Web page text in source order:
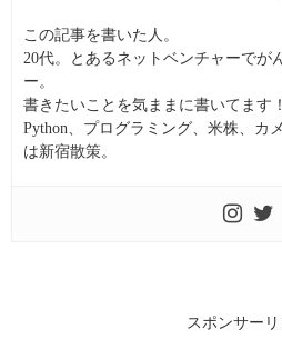
この記事を書いた人。
20代。とあるネットベンチャーでが
ー。
書きたいことを気ままに書いてます！
Python、プログラミング、米株、カ
は新宿散策。
スポンサー